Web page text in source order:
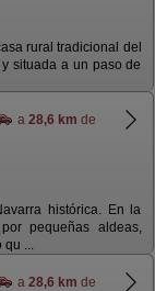
rural tradicional del
situada a un paso de
a 28,6 km de
histórica. En la
pequeñas aldeas,
qu ...
a 28,6 km de